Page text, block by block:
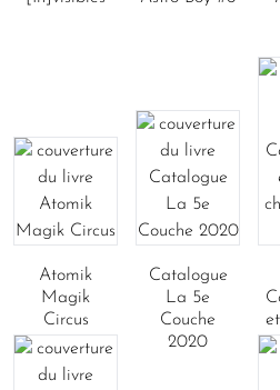
Atomik
Magik
Circus
Catalogue
La 5e
Couche
2020